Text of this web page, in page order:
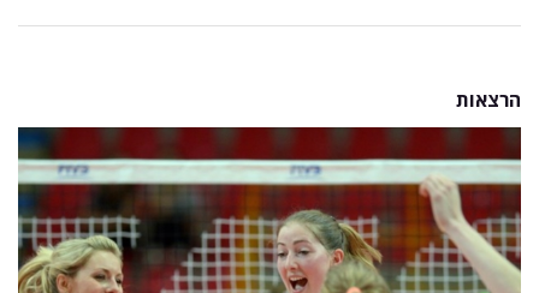
הרצאות